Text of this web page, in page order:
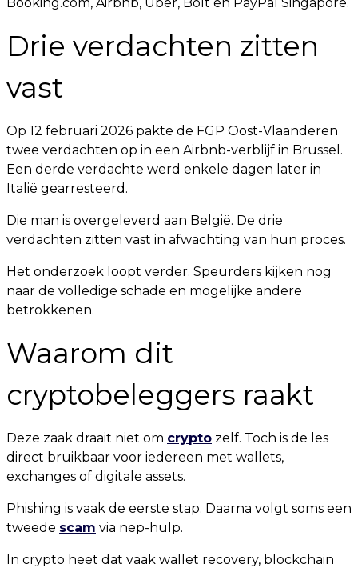
Drie verdachten zitten
vast
Op 12 februari 2026 pakte de FGP Oost-Vlaanderen
twee verdachten op in een Airbnb-verblijf in Brussel.
Een derde verdachte werd enkele dagen later in
Italië gearresteerd.
Die man is overgeleverd aan België. De drie
verdachten zitten vast in afwachting van hun proces.
Het onderzoek loopt verder. Speurders kijken nog
naar de volledige schade en mogelijke andere
betrokkenen.
Waarom dit
cryptobeleggers raakt
Deze zaak draait niet om crypto zelf. Toch is de les
direct bruikbaar voor iedereen met wallets,
exchanges of digitale assets.
Phishing is vaak de eerste stap. Daarna volgt soms een
tweede scam via nep-hulp.
In crypto heet dat vaak wallet recovery, blockchain